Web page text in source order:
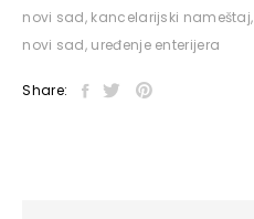
novi sad, kancelarijski nameštaj,
novi sad, uređenje enterijera
Share: